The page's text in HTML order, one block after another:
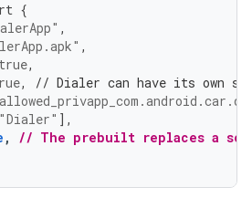
{
,
,
true,
,
// Dialer can have its own
"Dialer" ],
,
// The prebuilt replaces a